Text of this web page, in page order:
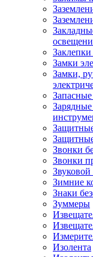
Замки
Замки,
Запасные
Зарядные
Звонки
Звонки
Зимние
Знаки
Зуммеры
Изолента